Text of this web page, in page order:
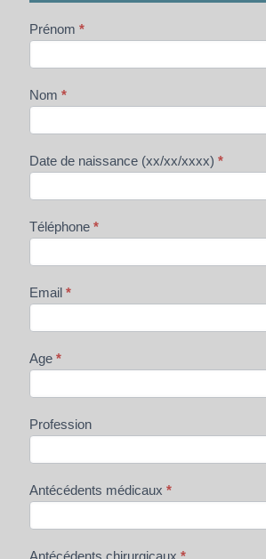
Prénom *
Nom *
Date de naissance (xx/xx/xxxx) *
Téléphone *
Email *
Age *
Profession
Antécédents médicaux *
Antécédents chirurgicaux *